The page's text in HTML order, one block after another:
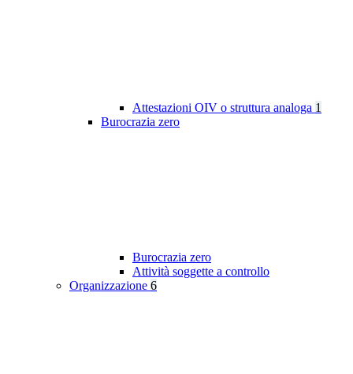
Attestazioni OIV o struttura analoga 1
Burocrazia zero
Burocrazia zero
Attività soggette a controllo
Organizzazione 6